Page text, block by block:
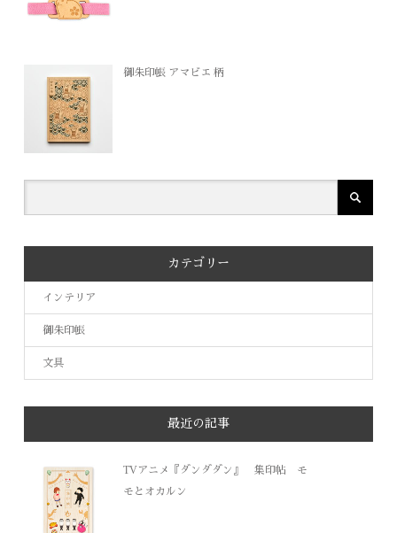
御朱印帳 アマビエ 柄
カテゴリー
インテリア
御朱印帳
文具
最近の記事
TVアニメ『ダンダダン』 集印帖 モ
モとオカルン